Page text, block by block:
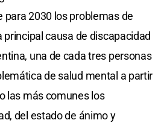
para 2030 los problemas de
principal causa de discapacidad
una de cada tres personas
de salud mental a partir
las más comunes los
del estado de ánimo y